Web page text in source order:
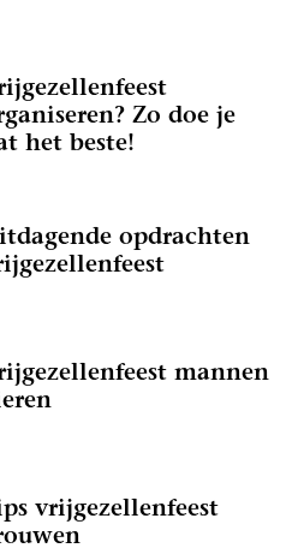
Zo doe je
het beste!
opdrachten
mannen
vrijgezellenfeest